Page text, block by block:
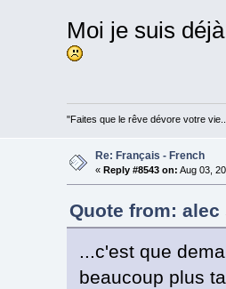
Moi je suis
"Faites que le rêve dévore votre
Re: Français - French
« Reply #8543 on: Aug 03,
Quote from: alec
...c'est que
beaucoup plus